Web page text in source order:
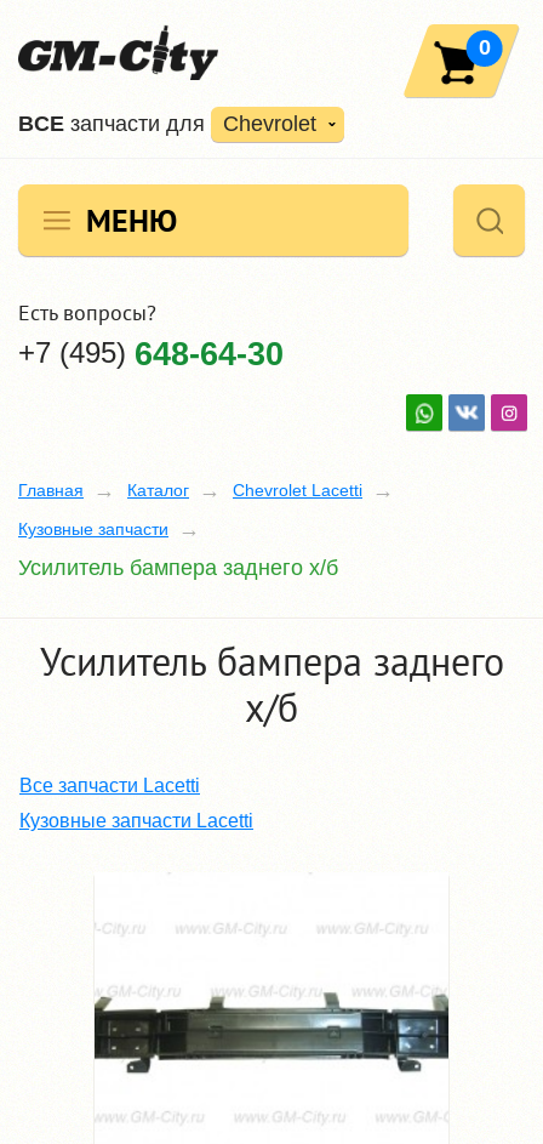
ВCE запчасти для Chevrolet
0
МЕНЮ
Есть вопросы?
+7 (495) 648-64-30
Главная Каталог
Chevrolet Lacetti
Кузовные запчасти
Усилитель бампера заднего х/б
Усилитель бампера заднего
х/б
Все запчасти Lacetti
Кузовные запчасти Lacetti